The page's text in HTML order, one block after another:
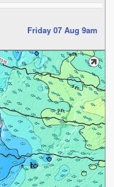
Friday 07 Aug 9am